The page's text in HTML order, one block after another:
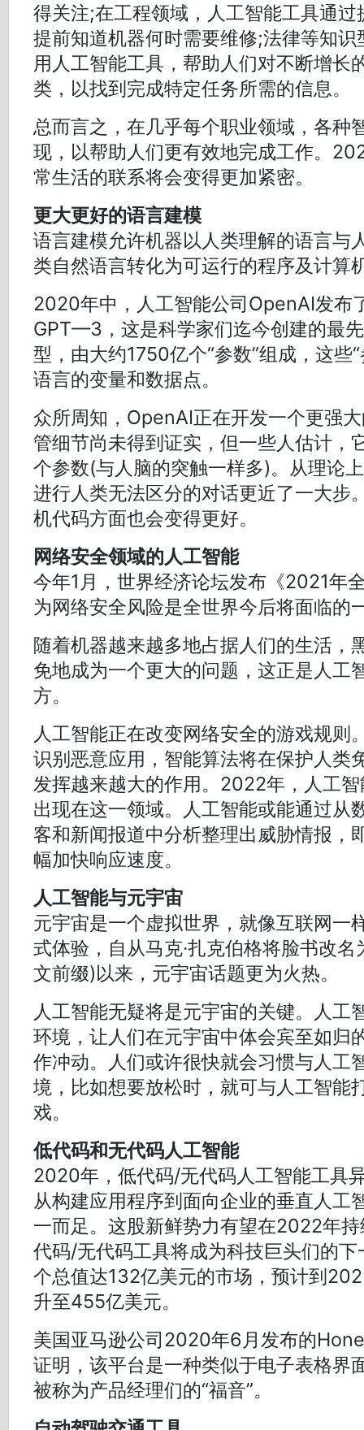
得关注;在工程领域，人工智能工具通
提前知道机器何时需要维修;法律等知
用人工智能工具，帮助人们对不断增长
类，以找到完成特定任务所需的信息。
总而言之，在几乎每个职业领域，各种
现，以帮助人们更有效地完成工作。
常生活的联系将会变得更加紧密。
更大更好的语言建模
语言建模允许机器以人类理解的语言与
类自然语言转化为可运行的程序及计算
2020年中，人工智能公司OpenAI发布
GPT—3，这是科学家们迄今创建的最
型，由大约1750亿个“参数”组成，这些
语言的变量和数据点。
众所周知，OpenAI正在开发一个更强
管细节尚未得到证实，但一些人估计，
个参数(与人脑的突触一样多)。从理论
进行人类无法区分的对话更近了一大步
机代码方面也会变得更好。
网络安全领域的人工智能
今年1月，世界经济论坛发布《2021年
为网络安全风险是全世界今后将面临的
随着机器越来越多地占据人们的生活，
免地成为一个更大的问题，这正是人工
方。
人工智能正在改变网络安全的游戏规则
识别恶意应用，智能算法将在保护人类
发挥越来越大的作用。2022年，人工
出现在这一领域。人工智能或能通过从
客和新闻报道中分析整理出威胁情报，
幅加快响应速度。
人工智能与元宇宙
元宇宙是一个虚拟世界，就像互联网一
式体验，自从马克·扎克伯格将脸书改
文前缀)以来，元宇宙话题更为火热。
人工智能无疑将是元宇宙的关键。人工
环境，让人们在元宇宙中体会宾至如归
作冲动。人们或许很快就会习惯与人工
境，比如想要放松时，就可与人工智能
戏。
低代码和无代码人工智能
2020年，低代码/无代码人工智能工具
从构建应用程序到面向企业的垂直人工
一而足。这股新鲜势力有望在2022年
代码/无代码工具将成为科技巨头们的
个总值达132亿美元的市场，预计到
升至455亿美元。
美国亚马逊公司2020年6月发布的
证明，该平台是一种类似于电子表格界
被称为产品经理们的“福音”。